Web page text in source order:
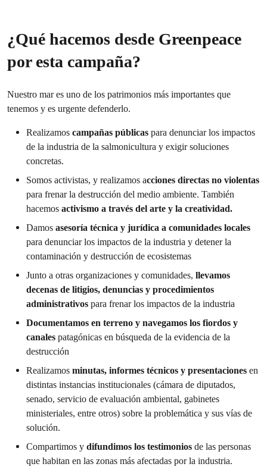
¿Qué hacemos desde Greenpeace
por esta campaña?
Nuestro mar es uno de los patrimonios más importantes que
tenemos y es urgente defenderlo.
Realizamos campañas públicas para denunciar los impactos
de la industria de la salmonicultura y exigir soluciones
concretas.
Somos activistas, y realizamos acciones directas no violentas
para frenar la destrucción del medio ambiente. También
hacemos activismo a través del arte y la creatividad.
Damos asesoría técnica y jurídica a comunidades locales
para denunciar los impactos de la industria y detener la
contaminación y destrucción de ecosistemas
Junto a otras organizaciones y comunidades, llevamos
decenas de litigios, denuncias y procedimientos
administrativos para frenar los impactos de la industria
Documentamos en terreno y navegamos los fiordos y
canales patagónicas en búsqueda de la evidencia de la
destrucción
Realizamos minutas, informes técnicos y presentaciones en
distintas instancias institucionales (cámara de diputados,
senado, servicio de evaluación ambiental, gabinetes
ministeriales, entre otros) sobre la problemática y sus vías de
solución.
Compartimos y difundimos los testimonios de las personas
que habitan en las zonas más afectadas por la industria.